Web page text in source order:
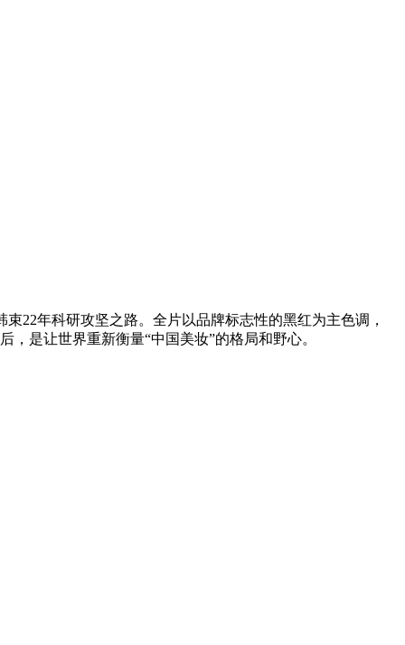
22年科研攻坚之路。全片以品牌标志性的黑红为主色调，
是让世界重新衡量“中国美妆”的格局和野心。